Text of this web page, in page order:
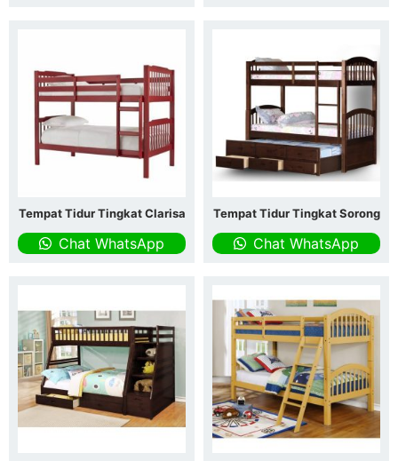
Tempat Tidur Tingkat Clarisa
Chat WhatsApp
Tempat Tidur Tingkat Sorong
Chat WhatsApp